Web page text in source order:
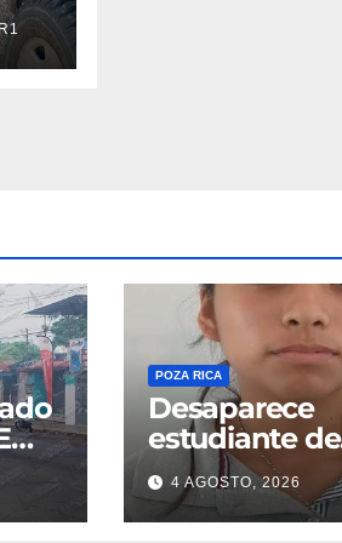
POZA RICA
Desaparece
estudiante de
Entabladero
4 AGOSTO, 2026